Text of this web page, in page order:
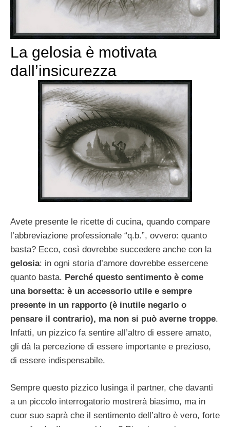
La gelosia è motivata
dall’insicurezza
Avete presente le ricette di cucina, quando compare
l’abbreviazione professionale “q.b.”, ovvero: quanto
basta? Ecco, così dovrebbe succedere anche con la
gelosia: in ogni storia d’amore dovrebbe essercene
quanto basta. Perché questo sentimento è come
una borsetta: è un accessorio utile e sempre
presente in un rapporto (è inutile negarlo o
pensare il contrario), ma non si può averne troppe.
Infatti, un pizzico fa sentire all’altro di essere amato,
gli dà la percezione di essere importante e prezioso,
di essere indispensabile.
Sempre questo pizzico lusinga il partner, che davanti
a un piccolo interrogatorio mostrerà biasimo, ma in
cuor suo saprà che il sentimento dell’altro è vero, forte